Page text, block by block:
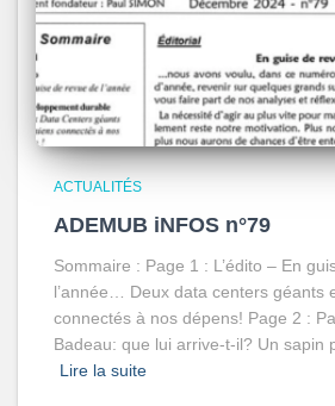
ACTUALITÉS
ADEMUB iNFOS n°79
Sommaire : Page 1 : L’édito – En
l’année… Deux data centers géants
connectés à nos dépens! Page 2 :
Badeau: que lui arrive-t-il? Un sapin
Lire la suite